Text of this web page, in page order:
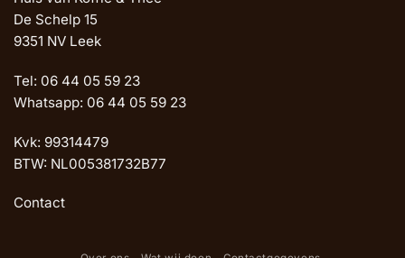
De Schelp 15
9351 NV Leek
Tel: 06 44 05 59 23
Whatsapp: 06 44 05 59 23
Kvk: 99314479
BTW: NL005381732B77
Contact